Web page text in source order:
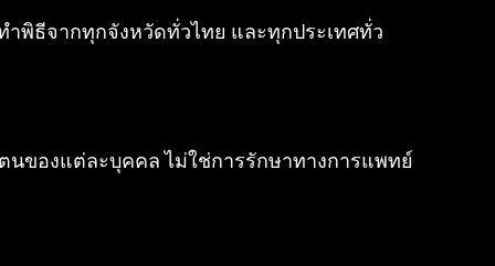
พิธีจากทุกจังหวัดทั่วไทย และทุกประเทศทั่ว
ของแต่ละบุคคล ไม่ใช่การรักษาทางการแพทย์